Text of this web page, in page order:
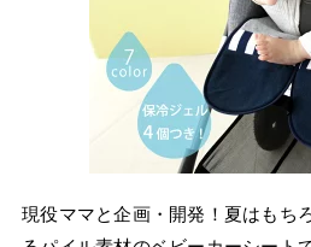
現役ママと企画・開発！夏はもち